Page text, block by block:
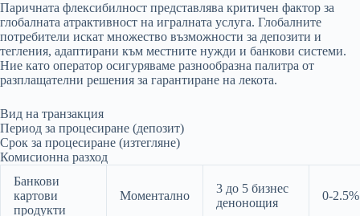
Паричната флексибилност представлява критичен фактор за
глобалната атрактивност на игралната услуга. Глобалните
потребители искат множество възможности за депозити и
тегления, адаптирани към местните нужди и банкови системи.
Ние като оператор осигуряваме разнообразна палитра от
разплащателни решения за гарантиране на лекота.
Вид на транзакция
Период за процесиране (депозит)
Срок за процесиране (изтегляне)
Комисионна разход
Банкови
картови
продукти
Моментално
3 до 5 бизнес
денонощия
0-2.5%